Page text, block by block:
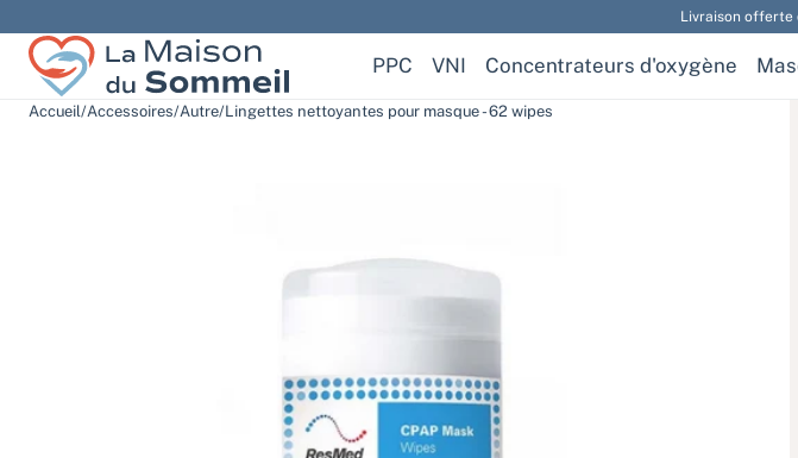
Livraison offerte
PPC VNI Concentrateurs d'oxygène
Accueil/Accessoires/Autre/Lingettes nettoyantes pour masque - 62 wipes